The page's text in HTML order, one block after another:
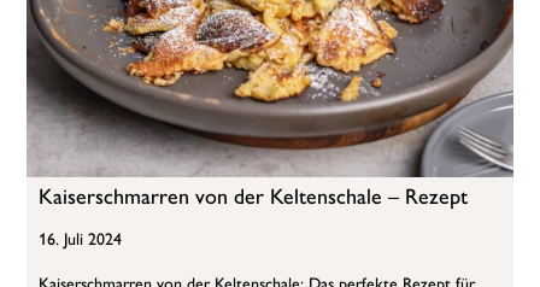
Kaiserschmarren von der Keltenschale – Rezept
16. Juli 2024